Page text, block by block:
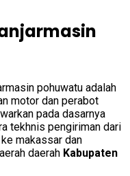
pohuwatu adalah
motor dan perabot
pada dasarnya
tekhnis pengiriman dari
makassar dan
daerah Kabupaten